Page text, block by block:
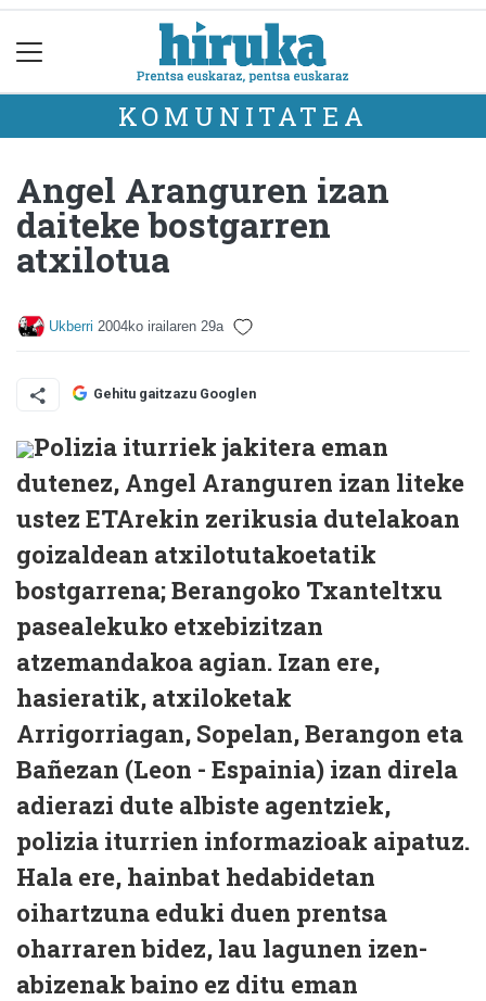
KOMUNITATEA
Angel Aranguren izan
daiteke bostgarren
atxilotua
Ukberri 2004ko irailaren 29a
Gehitu gaitzazu Googlen
Polizia iturriek jakitera eman
dutenez, Angel Aranguren izan liteke
ustez ETArekin zerikusia dutelakoan
goizaldean atxilotutakoetatik
bostgarrena; Berangoko Txanteltxu
pasealekuko etxebizitzan
atzemandakoa agian. Izan ere,
hasieratik, atxiloketak
Arrigorriagan, Sopelan, Berangon eta
Bañezan (Leon - Espainia) izan direla
adierazi dute albiste agentziek,
polizia iturrien informazioak aipatuz.
Hala ere, hainbat hedabidetan
oihartzuna eduki duen prentsa
oharraren bidez, lau lagunen izen-
abizenak baino ez ditu eman